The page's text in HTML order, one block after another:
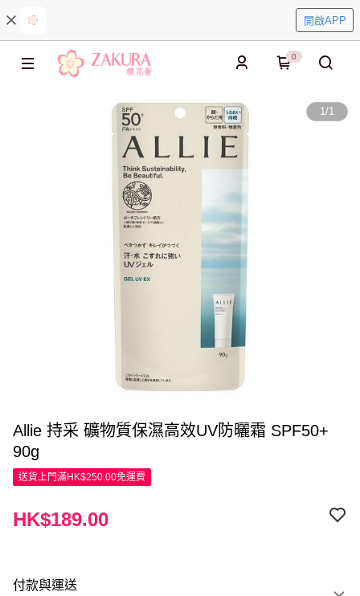
開啟APP
0
1/1
Allie 持采 礦物質保濕高效UV防曬霜 SPF50+
90g
送貨上門滿HK$250.00免運費
HK$189.00
付款與運送